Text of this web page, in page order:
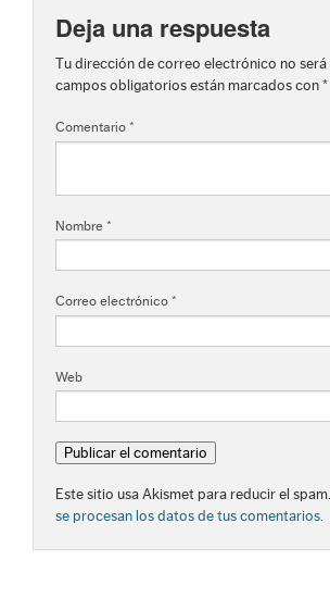
Deja una respuesta
Tu dirección de correo electrónico no será
campos obligatorios están marcados con *
Comentario *
Nombre *
Correo electrónico *
Web
Este sitio usa Akismet para reducir el spam.
se procesan los datos de tus comentarios.